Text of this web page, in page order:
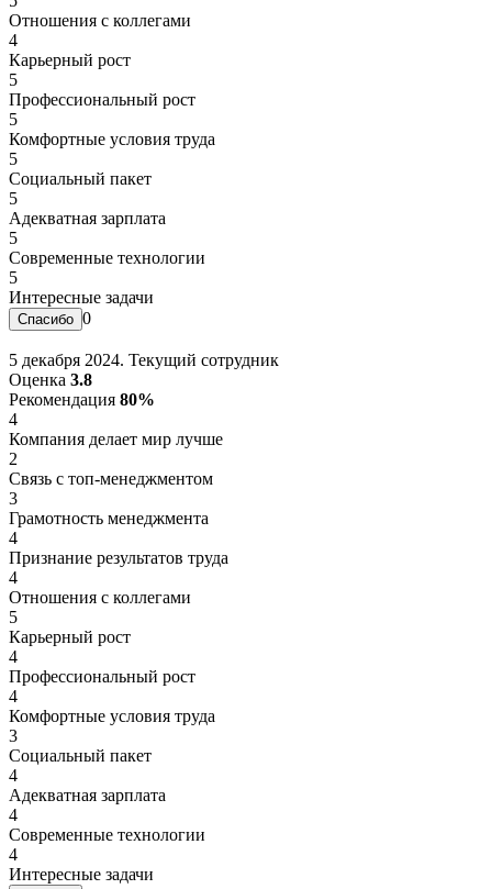
Отношения с коллегами
4
Карьерный рост
5
Профессиональный рост
5
Комфортные условия труда
5
Социальный пакет
5
Адекватная зарплата
5
Современные технологии
5
Интересные задачи
0
5 декабря 2024. Текущий сотрудник
Оценка 3.8
Рекомендация 80%
4
Компания делает мир лучше
2
Связь с топ-менеджментом
3
Грамотность менеджмента
4
Признание результатов труда
4
Отношения с коллегами
5
Карьерный рост
4
Профессиональный рост
4
Комфортные условия труда
3
Социальный пакет
4
Адекватная зарплата
4
Современные технологии
4
Интересные задачи